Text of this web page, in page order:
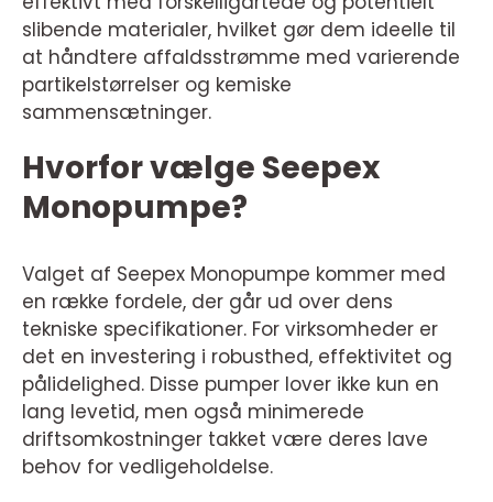
slibende materialer, hvilket gør dem ideelle til
at håndtere affaldsstrømme med varierende
partikelstørrelser og kemiske
sammensætninger.
Hvorfor vælge Seepex
Monopumpe?
Valget af Seepex Monopumpe kommer med
en række fordele, der går ud over dens
tekniske specifikationer. For virksomheder er
det en investering i robusthed, effektivitet og
pålidelighed. Disse pumper lover ikke kun en
lang levetid, men også minimerede
driftsomkostninger takket være deres lave
behov for vedligeholdelse.